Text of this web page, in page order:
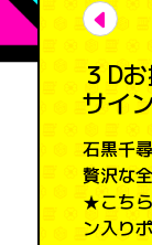
３D
サイ
石黒千
贅沢な
★こち
ン入り